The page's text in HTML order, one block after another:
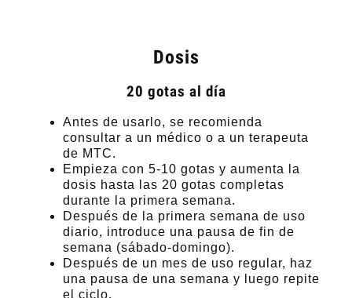
Dosis
20 gotas al día
Antes de usarlo, se recomienda
consultar a un médico o a un terapeuta
de MTC.
Empieza con 5-10 gotas y aumenta la
dosis hasta las 20 gotas completas
durante la primera semana.
Después de la primera semana de uso
diario, introduce una pausa de fin de
semana (sábado-domingo).
Después de un mes de uso regular, haz
una pausa de una semana y luego repite
el ciclo.